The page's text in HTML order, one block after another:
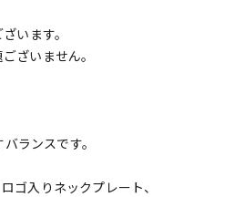
います。
ざいません。
ランスです。
ゴ入りネックプレート、